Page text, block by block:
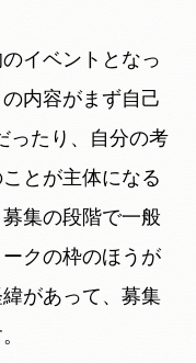
イベントとなっ
内容がまず自己
ったり、自分の考
とが主体になる
集の段階で一般
クの枠のほうが
があって、募集